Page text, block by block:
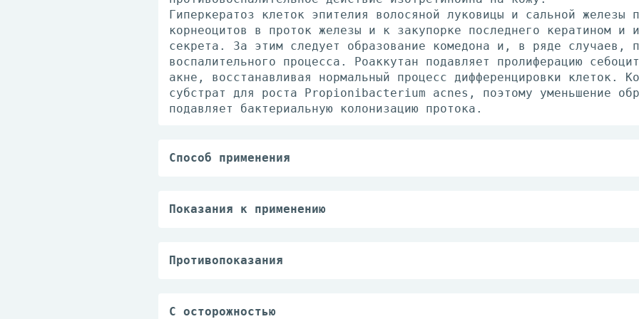
Гиперкератоз клеток эпителия волосяной луковицы и сальной железы
корнеоцитов в проток железы и к закупорке последнего кератином и
секрета. За этим следует образование комедона и, в ряде случаев,
воспалительного процесса. Роаккутан подавляет пролиферацию
акне, восстанавливая нормальный процесс дифференцировки клеток.
субстрат для роста Propionibacterium acnes, поэтому уменьшение
подавляет бактериальную колонизацию протока.
Способ применения
варьируют у разных больных. Это диктует необходимость
тяжелыми формами заболевания или с акне туловища могут
поэтому продолжительность терапии у конкретных больных меняется в
Показания к применению
— акне, не поддающиеся другим видам терапии.
Противопоказания
— выраженная гиперлипидемия;
С осторожностью